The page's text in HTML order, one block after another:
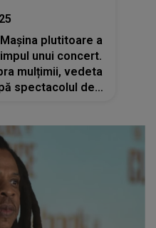
plutitoare a
unui concert.
mulțimii, vedeta
spectacolul de